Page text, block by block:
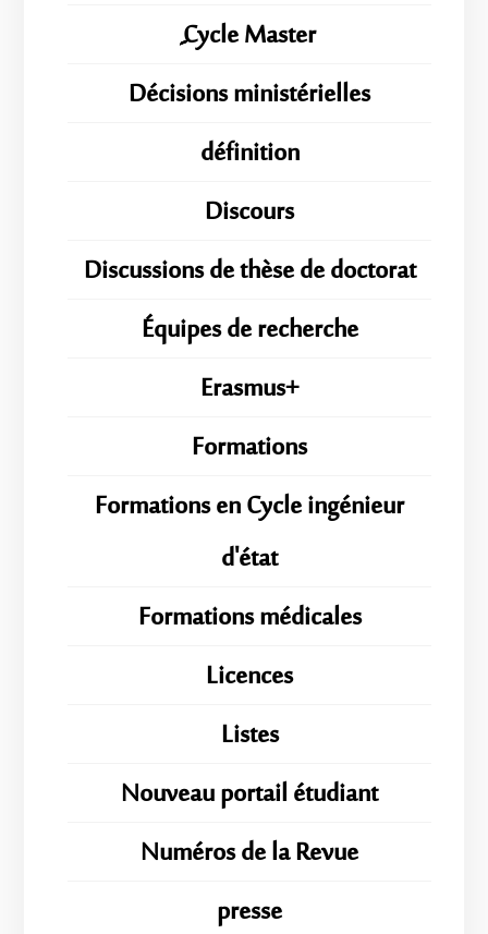
ِِِCycle Master
Décisions ministérielles
définition
Discours
Discussions de thèse de doctorat
Équipes de recherche
Erasmus+
Formations
Formations en Cycle ingénieur
d'état
Formations médicales
Licences
Listes
Nouveau portail étudiant
Numéros de la Revue
presse